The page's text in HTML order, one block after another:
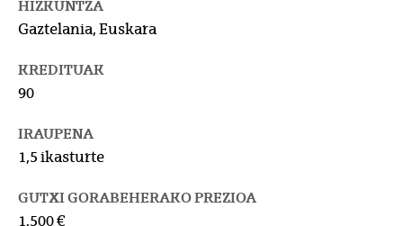
HIZKUNTZA
Gaztelania, Euskara
KREDITUAK
90
IRAUPENA
1,5 ikasturte
GUTXI GORABEHERAKO PREZIOA
1.500 €